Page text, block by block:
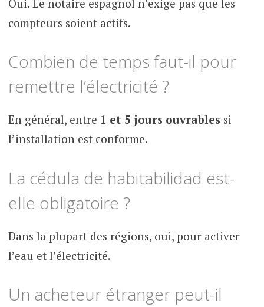
Oui. Le notaire espagnol n’exige pas que les
compteurs soient actifs.
Combien de temps faut-il pour
remettre l’électricité ?
En général, entre 1 et 5 jours ouvrables si
l’installation est conforme.
La cédula de habitabilidad est-
elle obligatoire ?
Dans la plupart des régions, oui, pour activer
l’eau et l’électricité.
Un acheteur étranger peut-il